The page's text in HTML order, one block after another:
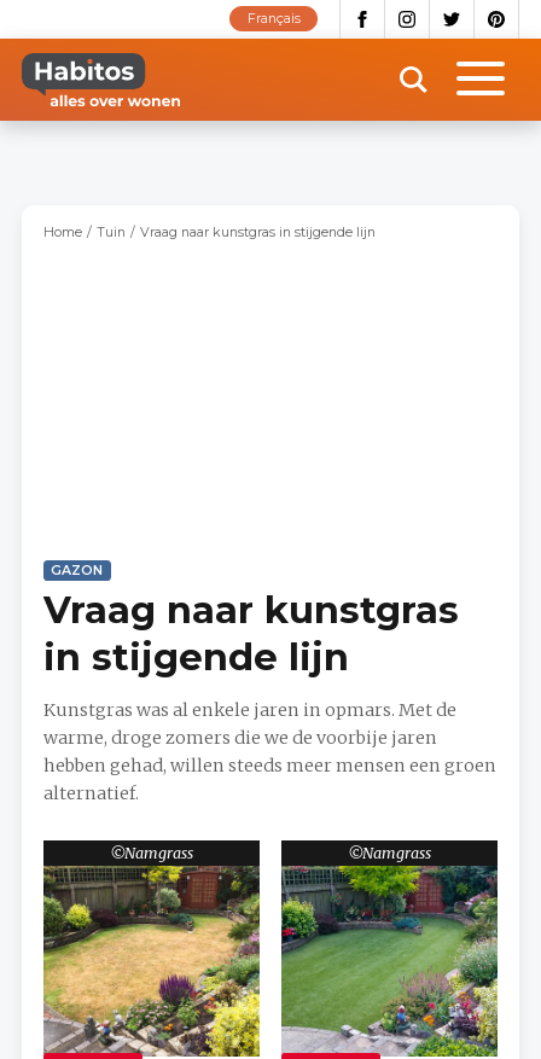
naar
inhoud
gaan
Français
Home Tuin Vraag naar kunstgras in stijgende lijn
GAZON
Vraag naar kunstgras
in stijgende lijn
Kunstgras was al enkele jaren in opmars. Met de
warme, droge zomers die we de voorbije jaren
hebben gehad, willen steeds meer mensen een groen
alternatief.
Namgrass Namgrass